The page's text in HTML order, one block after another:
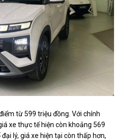
từ 599 triệu đồng. Với chính
xe thực tế hiện còn khoảng 569
lý, giá xe hiện tại còn thấp hơn,